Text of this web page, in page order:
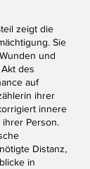
zeigt die
Sie
und
des
auf
ihrer
innere
Person.
Distanz,
in